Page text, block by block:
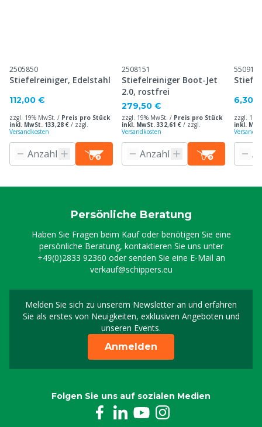
2505850
Stiefelreiniger, Edelstahl
112,00 €
zzgl. 19% MwSt. / Preis pro Stück
inkl. MwSt. 133,28 € / zzgl.
Versandkosten
2508151
Stiefelreiniger Boot-Jet
2.0, rostfrei
279,50 €
zzgl. 19% MwSt. / Preis pro Stück
inkl. MwSt. 332,61 € / zzgl.
Versandkosten
5509145
6,30 €
zzgl.
inkl.
Persönliche Beratung
Haben Sie Fragen beim Kauf oder benötigen Sie eine
persönliche Beratung, kontaktieren Sie uns unter
+49(0)2833 92360 oder senden Sie eine E-Mail an
verkauf@schippers.eu
Melden Sie sich zu unserem Newsletter an und erfahren
Sie als erstes von Neuigkeiten, exklusiven Angeboten und
unseren Events.
Melden Sie sich für
Anmelden
Folgen Sie uns auf sozialen Medien